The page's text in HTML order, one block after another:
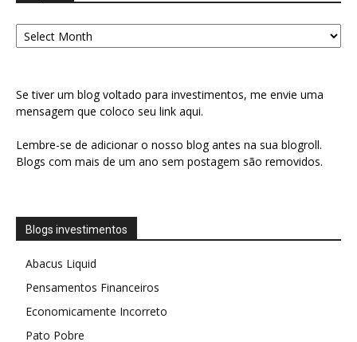
Arquivo
Se tiver um blog voltado para investimentos, me envie uma
mensagem que coloco seu link aqui.
Lembre-se de adicionar o nosso blog antes na sua blogroll.
Blogs com mais de um ano sem postagem são removidos.
Blogs investimentos
Abacus Liquid
Pensamentos Financeiros
Economicamente Incorreto
Pato Pobre